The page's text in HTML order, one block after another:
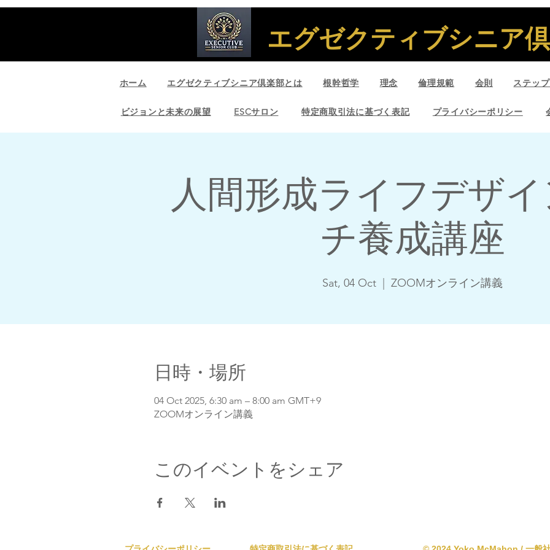
エグゼクティブシニア
ホーム エグゼクティブシニア倶楽部とは 根幹哲学 理念 倫理規範 会則 ステッ
ビジョンと未来の展望 ESCサロン 特定商取引法に基づく表記 プライバシーポリシー
人間形成ライフデザ
チ養成講座
Sat, 04 Oct ZOOMオンライン講義
日時・場所
04 Oct 2025, 6:30 am – 8:00 am GMT+9
ZOOMオンライン講義
このイベントをシェア